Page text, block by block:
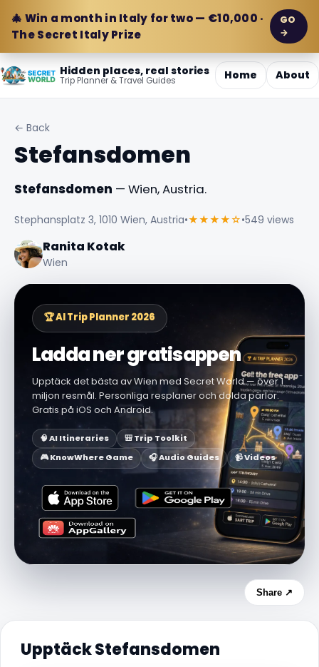
🎄 Win a month in Italy for two — €10,000 ·
The Secret Italy Prize
GO
→
Hidden places, real stories
Trip Planner & Travel Guides Home About
← Back
Stefansdomen
Stefansdomen — Wien, Austria.
Stephansplatz 3, 1010 Wien, Austria•★★★★☆•549 views
Ranita Kotak
Wien
🏆 AI Trip Planner 2026
Ladda ner gratisappen
Upptäck det bästa av Wien med Secret World — över 1
miljon resmål. Personliga resplaner och dolda pärlor.
Gratis på iOS och Android.
🧠 AI Itineraries
🎒 Trip Toolkit
🎮 KnowWhere Game
🎧 Audio Guides 📹 Videos
Share ↗
Upptäck Stefansdomen